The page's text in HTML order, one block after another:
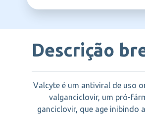
Descrição
Valcyte é um antiviral de uso
valganciclovir, um pró-
ganciclovir, que age inibindo